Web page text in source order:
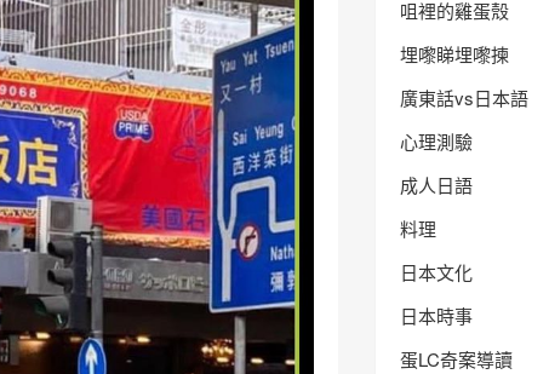
咀裡的雞蛋殼
埋嚟睇埋嚟揀
廣東話vs日本語
心理測驗
成人日語
料理
日本文化
日本時事
蛋LC奇案導讀